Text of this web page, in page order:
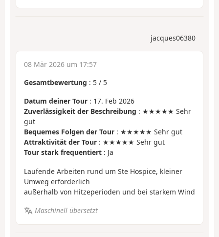
jacques06380
08 Mär 2026 um 17:57
Gesamtbewertung : 5 / 5
Datum deiner Tour : 17. Feb 2026
Zuverlässigkeit der Beschreibung : ★★★★★ Sehr
gut
Bequemes Folgen der Tour : ★★★★★ Sehr gut
Attraktivität der Tour : ★★★★★ Sehr gut
Tour stark frequentiert : Ja
Laufende Arbeiten rund um Ste Hospice, kleiner
Umweg erforderlich
außerhalb von Hitzeperioden und bei starkem Wind
Maschinell übersetzt